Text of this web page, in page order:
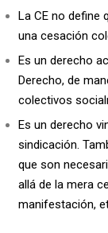
La CE no define
una cesación
Es un derecho
Derecho, de
colectivos
Es un derecho
sindicación.
que son
allá de la mera
manifestación,